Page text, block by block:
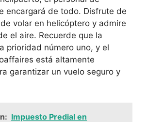
encargará de todo. Disfrute de
volar en helicóptero y admire
el aire. Recuerde que la
prioridad número uno, y el
está altamente
garantizar un vuelo seguro y
Impuesto Predial en